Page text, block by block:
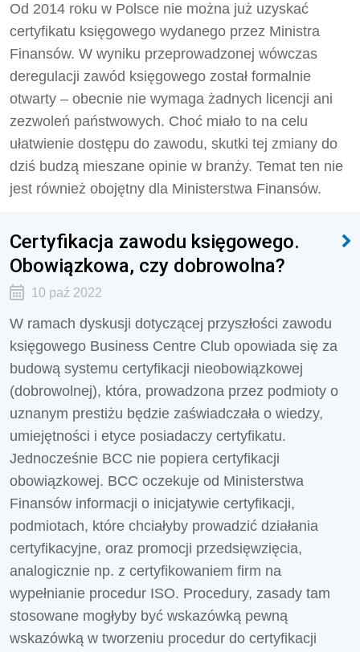
Od 2014 roku w Polsce nie można już uzyskać
certyfikatu księgowego wydanego przez Ministra
Finansów. W wyniku przeprowadzonej wówczas
deregulacji zawód księgowego został formalnie
otwarty – obecnie nie wymaga żadnych licencji ani
zezwoleń państwowych. Choć miało to na celu
ułatwienie dostępu do zawodu, skutki tej zmiany do
dziś budzą mieszane opinie w branży. Temat ten nie
jest również obojętny dla Ministerstwa Finansów.
Certyfikacja zawodu księgowego.
Obowiązkowa, czy dobrowolna?
10 paź 2022
W ramach dyskusji dotyczącej przyszłości zawodu
księgowego Business Centre Club opowiada się za
budową systemu certyfikacji nieobowiązkowej
(dobrowolnej), która, prowadzona przez podmioty o
uznanym prestiżu będzie zaświadczała o wiedzy,
umiejętności i etyce posiadaczy certyfikatu.
Jednocześnie BCC nie popiera certyfikacji
obowiązkowej. BCC oczekuje od Ministerstwa
Finansów informacji o inicjatywie certyfikacji,
podmiotach, które chciałyby prowadzić działania
certyfikacyjne, oraz promocji przedsięwzięcia,
analogicznie np. z certyfikowaniem firm na
wypełnianie procedur ISO. Procedury, zasady tam
stosowane mogłyby być wskazówką pewną
wskazówką w tworzeniu procedur do certyfikacji